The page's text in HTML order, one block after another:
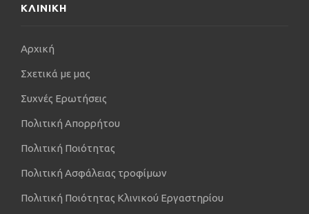
χειρουργούσε αποκλειστικά ασθενείς με
χειρουργεία ελάχιστης επεμβατικότητας
(αρθροσκοπικές επεμβάσεις), όπως αρθροδέσεις
αρθρόδεση υπαστραγαλικής άρθρωσης, συρραφή
συνδέσμων.
επάγγελμα ιδιωτικά στη Θεσσαλονίκη και στην
Κύπρο στην κλινική AIMIS (American institute of
ΚΛΙΝΙΚΗ
Αρχική
Σχετικά με μας
Συχνές Ερωτήσεις
Πολιτική Απορρήτου
Πολιτική Ποιότητας
Πολιτική Ασφάλειας τροφίμων
Πολιτική Ποιότητας Κλινικού Εργαστηρίου